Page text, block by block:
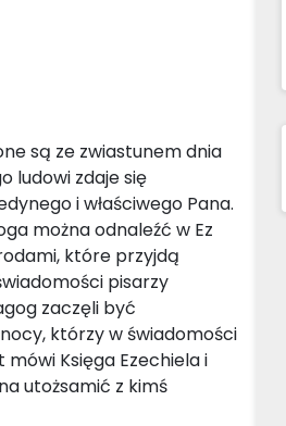
są ze zwiastunem dnia
ludowi zdaje się
i właściwego Pana.
można odnaleźć w Ez
które przyjdą
pisarzy
zaczęli być
którzy w świadomości
Księga Ezechiela i
utożsamić z kimś